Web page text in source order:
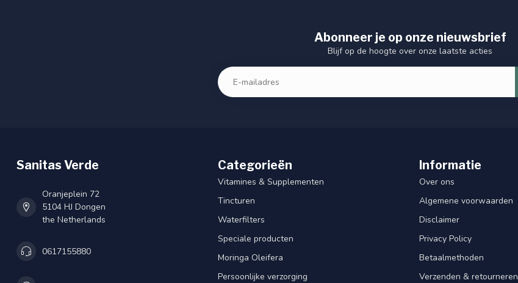
Abonneer je op onze nieuwsbrief
Blijf op de hoogte over onze laatste acties
Sanitas Verde
Oranjeplein 72
5104 HJ Dongen
the Netherlands
0617155880
Categorieën
Vitamines & Supplementen
Tincturen
Waterfilters
Speciale producten
Moringa Oleifera
Persoonlijke verzorging
Informatie
Over ons
Algemene voorwaarden
Disclaimer
Privacy Policy
Betaalmethoden
Verzenden & retourneren